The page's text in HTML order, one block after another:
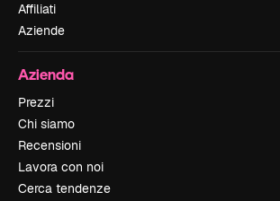
Affiliati
Aziende
Azienda
Prezzi
Chi siamo
Recensioni
Lavora con noi
Cerca tendenze